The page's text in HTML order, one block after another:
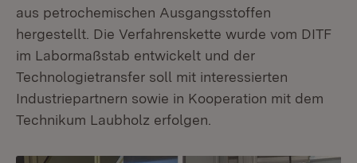
aus petrochemischen Ausgangsstoffen
hergestellt. Die Verfahrenskette wurde vom DITF
im Labormaßstab entwickelt und der
Technologietransfer soll mit interessierten
Industriepartnern sowie in Kooperation mit dem
Technikum Laubholz erfolgen.